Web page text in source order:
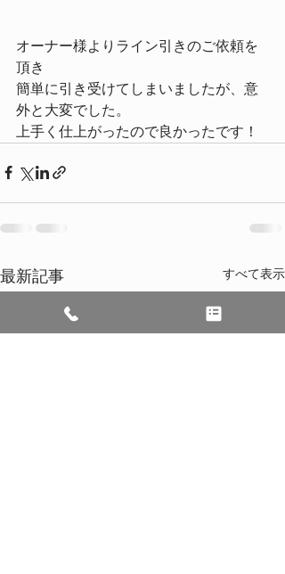
オーナー様よりライン引きのご依頼を
頂き
簡単に引き受けてしまいましたが、意
外と大変でした。
上手く仕上がったので良かったです！
最新記事 すべて表示